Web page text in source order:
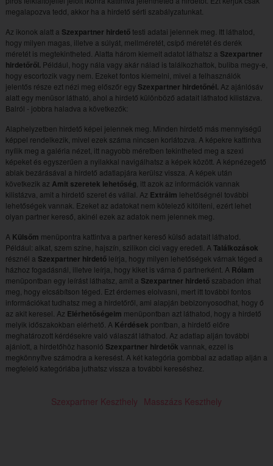
megalapozva tedd, akkor ha a hirdető sérti szabályzatunkat.
Az ikonok alatt a Szexpartner hirdetőtesti adatai jelennek meg. Itt láthatod,
hogy milyen magas, illetve a súlyát, mellméretét, csípő méretét és derék
méretét is megtekintheted. Alatta három kiemelt adatot láthatsz a Szexpartner
hirdetőről. Például, hogy nála vagy akár nálad is találkozhattok, buliba megy-e,
hogy escortozik vagy nem. Ezeket fontos kiemelni, mivel a felhasználók
jelentős része ezt nézi meg előszőr egy Szexpartner hirdetőnél. Az ajánlósáv
alatt egy menüsor látható, ahol a hirdető különböző adatait láthatod kilistázva.
Balról - jobbra haladva a következők:
Alaphelyzetben hirdető képei jelennek meg. Minden hirdető más mennyiségű
képpel rendelkezik, mivel ezek száma nincsen korlátozva. A képekre kattintva
nyílik meg a galéria nézet, itt nagyobb méretben tekintheted meg a szexi
képeket és egyszerűen a nyilakkal navigálhatsz a képek között. A képnézegető
ablak bezárásával a hirdető adatlapjára kerülsz vissza. A képek után
következik az Amit szeretek lehetőség , itt azok az információk vannak
kilistázva, amit a hirdető szeret és vállal. Az Extráim lehetőségnél további
lehetőségek vannak. Ezeket az adatokat nem kötelező kitölteni, ezért lehet
olyan partner kereső, akinél ezek az adatok nem jelennek meg.
A Külsőm menüpontra kattintva a partner kereső külső adatait láthatod.
Például: alkat, szem színe, hajszín, szilikon cici vagy eredeti. A Találkozások
résznél a Szexpartner hirdetőleírja, hogy milyen lehetőségek várnak téged a
házhoz fogadásnál, illetve leírja, hogy kiket is várna ő partnerként. A Rólam
menüpontban egy leírást láthatsz, amit a Szexpartner hirdetőszabadon írhat
meg, hogy elcsábítson téged. Ezt érdemes elolvasni, mert itt további fontos
információkat tudhatsz meg a hirdetőről, ami alapján bebizonyosodhat, hogy ő
az akit keresel. Az Elérhetőségeim menüpontban azt láthatod, hogy a hirdető
melyik időszakokban elérhető. A Kérdések pontban, a hirdető előre
meghatározott kérdésekre való válaszát láthatod. Az adatlap alján további
ajánlott, a hirdetőhöz hasonló Szexpartner hirdetők vannak, ezzel is
megkönnyítve számodra a keresést. A két kategória gombbal az adatlap alján a
megfelelő kategóriába juthatsz vissza a további kereséshez.
Szexpartner Keszthely Masszázs Keszthely